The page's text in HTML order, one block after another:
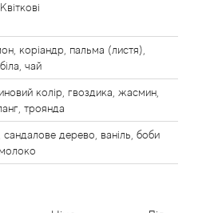
коріандр, пальма (листя),
чай
колір, гвоздика, жасмин,
троянда
сандалове дерево, ваніль, боби